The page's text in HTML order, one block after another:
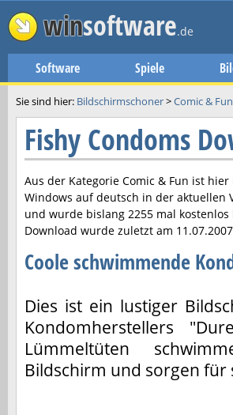
winsoftware.de
Software Spiele
Sie sind hier: Bildschirmschoner>Comic & Fun
Fishy Condoms
Aus der Kategorie Comic & Fun ist hier
Windows auf deutsch in der aktuellen
und wurde bislang 2255 mal
Download wurde zuletzt am 11.07.2007
Coole schwimmende
Dies ist ein lustiger
Kondomherstellers
Lümmeltüten
Bildschirm und sorgen für